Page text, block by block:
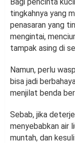
tingkahnya yang
penasaran yang
mengintai,
tampak asing di
Namun, perlu
bisa jadi
menjilat benda
Sebab, jika
menyebabkan air
muntah, dan